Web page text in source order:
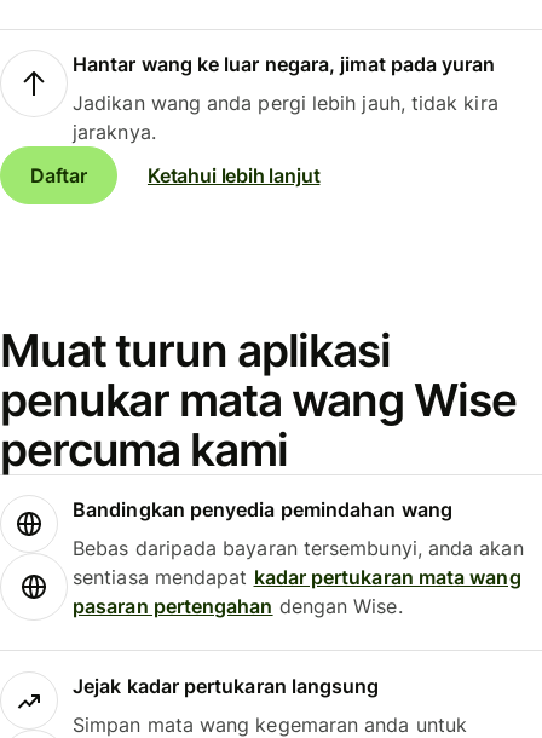
Hantar wang ke luar negara, jimat pada yuran
Jadikan wang anda pergi lebih jauh, tidak kira
jaraknya.
Daftar
Ketahui lebih lanjut
Muat turun aplikasi
penukar mata wang Wise
percuma kami
Bandingkan penyedia pemindahan wang
Bebas daripada bayaran tersembunyi, anda akan
sentiasa mendapat kadar pertukaran mata wang
pasaran pertengahan dengan Wise.
Jejak kadar pertukaran langsung
Simpan mata wang kegemaran anda untuk